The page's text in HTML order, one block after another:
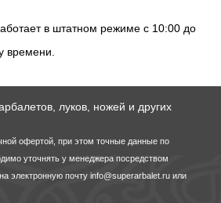
в штатном режиме с 10:00 до
времени.
луков, ножей и других
офертой, при этом точные данные по
уточнять у менеджера посредством
электронную почту info@superarbalet.ru или
луков
лука